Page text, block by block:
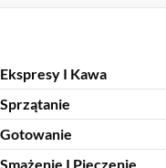
Ekspresy I Kawa
Sprzątanie
Gotowanie
Smażenie I Pieczenie